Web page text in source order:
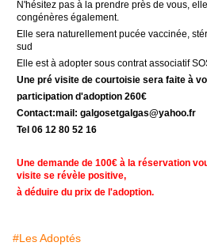
N'hésitez pas à la prendre près de vous,
congénères également.
Elle sera naturellement pucée vaccinée,
sud
Elle est à adopter sous contrat associatif
Une pré visite de courtoisie sera faite à
participation d'adoption 260€
Contact:mail: galgosetgalgas@yahoo.fr
Tel 06 12 80 52 16
Une demande de 100€ à la réservation
visite se révèle positive,
à déduire du prix de l'adoption.
#Les Adoptés